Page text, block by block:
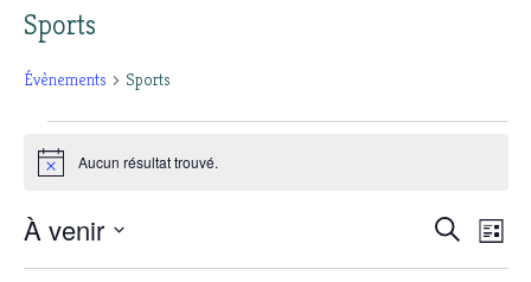
Sports
Évènements Sports
Évènements
Notice Aucun résultat trouvé.
Recherche
de
Liste
À venir
Sélectionnez